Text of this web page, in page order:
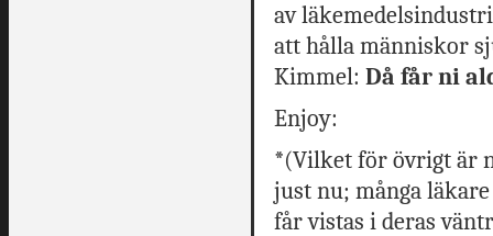
av
att hålla människor
Kimmel: Då får ni
Enjoy:
*(Vilket för övrigt är
just nu; många
får vistas i deras